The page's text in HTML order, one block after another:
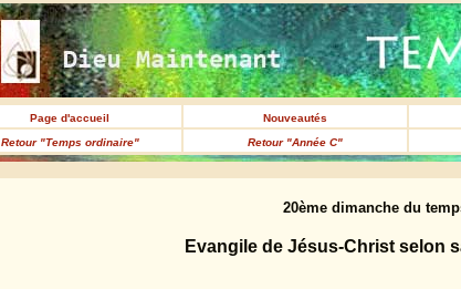
Page d'accueil Nouveautés
Retour "Temps ordinaire"
Retour "Année C"
20ème dimanche du
Evangile de Jésus-Christ selon